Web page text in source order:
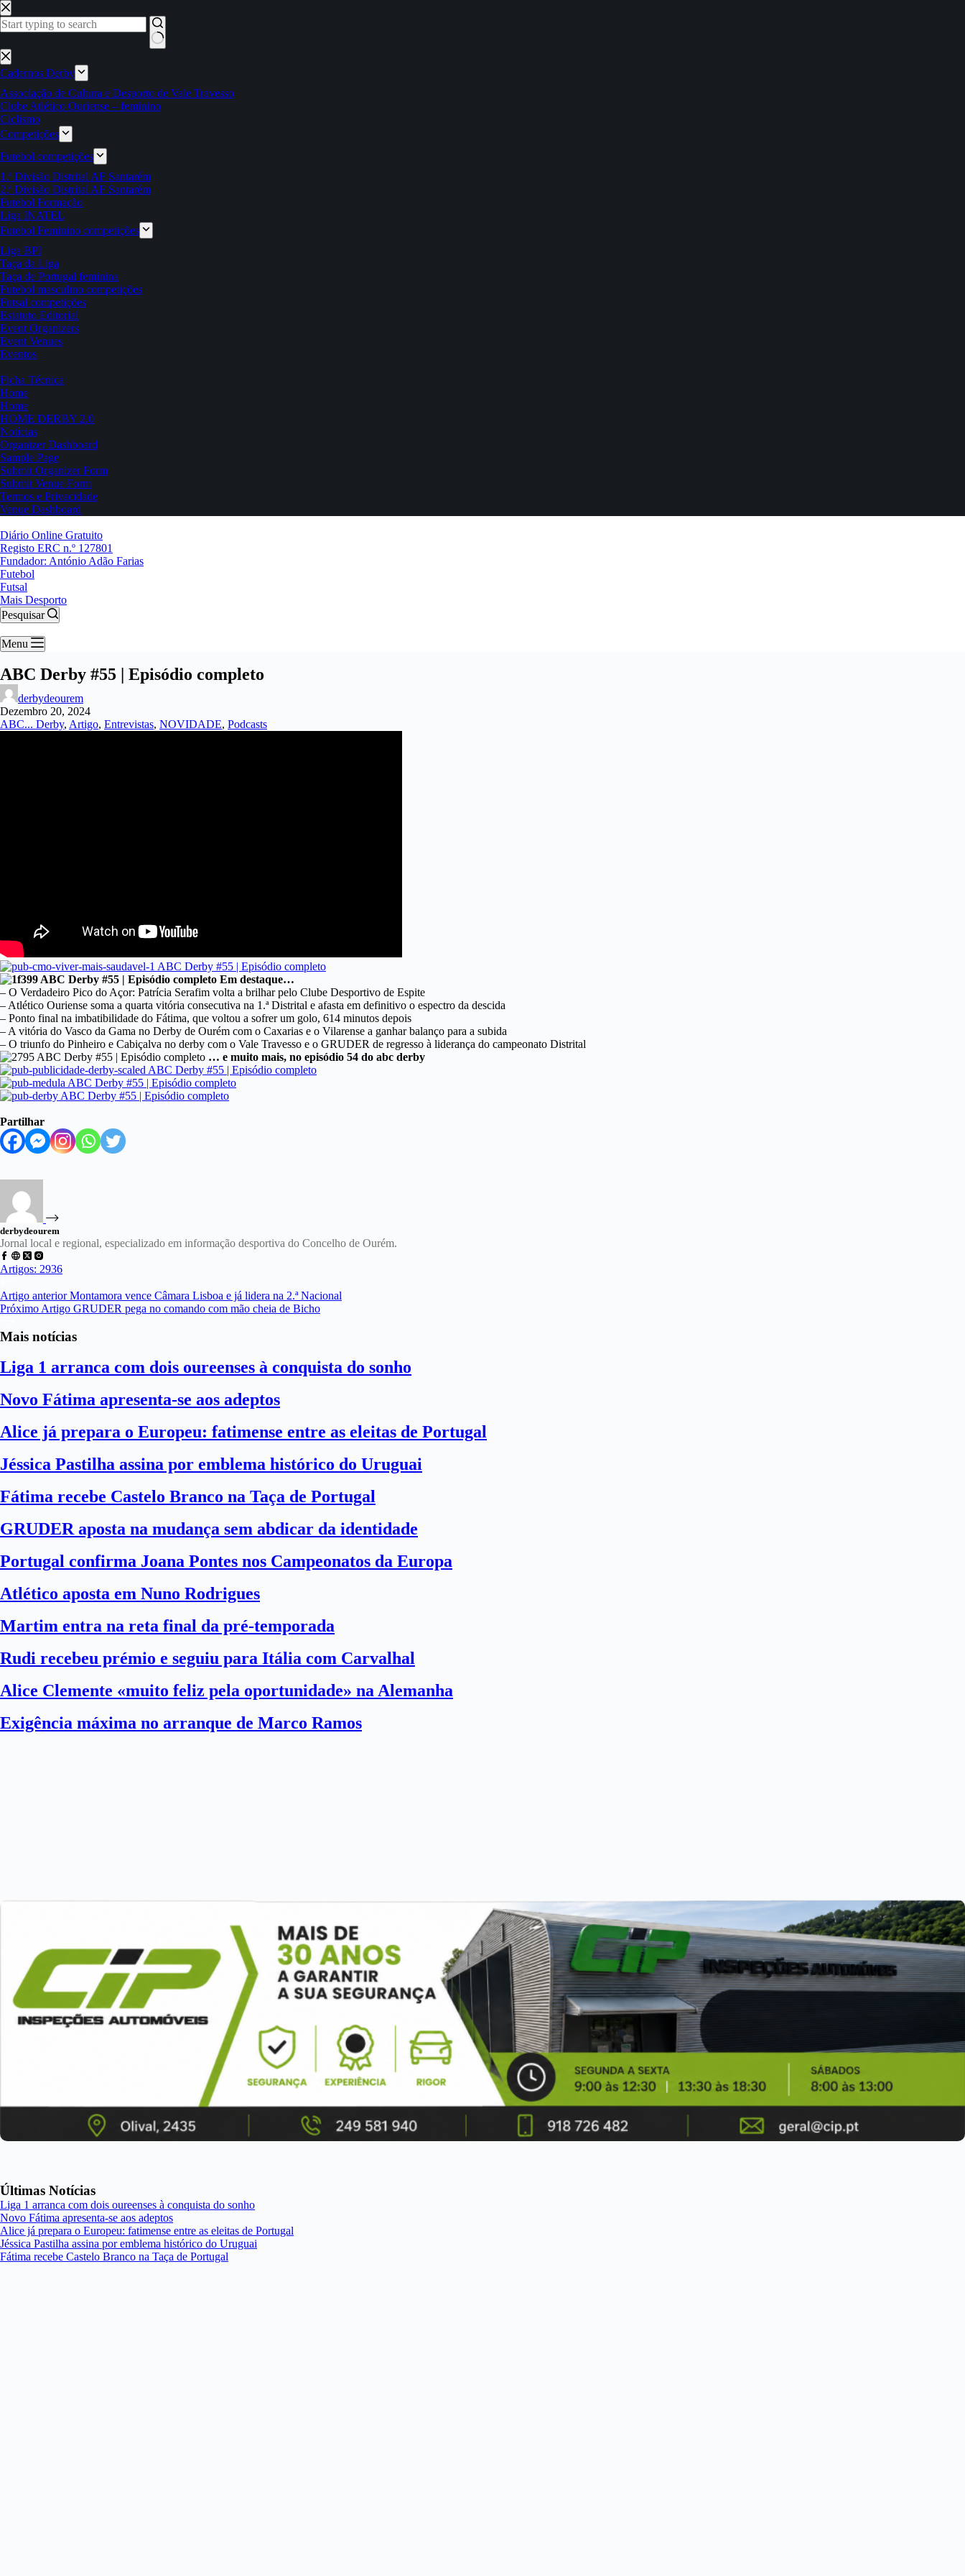
Pular
para
o
Sem
resultados
Cadernos Derby
Associação de Cultura e Desporto de Vale Travesso
Clube Atlético Ouriense – feminino
Ciclismo
Competições
Futebol competições
1.ª Divisão Distrital AF Santarém
2.ª Divisão Distrital AF Santarém
Futebol Formação
Liga INATEL
Futebol Feminino competições
Liga BPI
Taça da Liga
Taça de Portugal feminina
Futebol masculino competições
Futsal competições
Estatuto Editorial
Event Organizers
Event Venues
Eventos
Ficha Técnica
Home
Home
HOME DERBY 2.0
Notícias
Organizer Dashboard
Sample Page
Submit Organizer Form
Submit Venue Form
Termos e Privacidade
Venue Dashboard
Diário Online Gratuito
Registo ERC n.º 127801
Fundador: António Adão Farias
Futebol
Futsal
Mais Desporto
Pesquisar
Menu
ABC Derby #55 | Episódio completo
derbydeourem
Dezembro 20, 2024
ABC... Derby, Artigo, Entrevistas, NOVIDADE, Podcasts
Em destaque…
– O Verdadeiro Pico do Açor: Patrícia Serafim volta a brilhar pelo Clube Desportivo de Espite
– Atlético Ouriense soma a quarta vitória consecutiva na 1.ª Distrital e afasta em definitivo o espectro da descida
– Ponto final na imbatibilidade do Fátima, que voltou a sofrer um golo, 614 minutos depois
– A vitória do Vasco da Gama no Derby de Ourém com o Caxarias e o Vilarense a ganhar balanço para a subida
– O triunfo do Pinheiro e Cabiçalva no derby com o Vale Travesso e o GRUDER de regresso à liderança do campeonato Distrital
… e muito mais, no episódio 54 do abc derby
Partilhar
derbydeourem
Jornal local e regional, especializado em informação desportiva do Concelho de Ourém.
Artigos: 2936
Artigo anteriorMontamora vence Câmara Lisboa e já lidera na 2.ª Nacional
Próximo Artigo GRUDER pega no comando com mão cheia de Bicho
Mais notícias
Liga 1 arranca com dois oureenses à conquista do sonho
Novo Fátima apresenta-se aos adeptos
Alice já prepara o Europeu: fatimense entre as eleitas de Portugal
Jéssica Pastilha assina por emblema histórico do Uruguai
Fátima recebe Castelo Branco na Taça de Portugal
GRUDER aposta na mudança sem abdicar da identidade
Portugal confirma Joana Pontes nos Campeonatos da Europa
Atlético aposta em Nuno Rodrigues
Martim entra na reta final da pré-temporada
Rudi recebeu prémio e seguiu para Itália com Carvalhal
Alice Clemente «muito feliz pela oportunidade» na Alemanha
Exigência máxima no arranque de Marco Ramos
Últimas Notícias
Liga 1 arranca com dois oureenses à conquista do sonho
Novo Fátima apresenta-se aos adeptos
Alice já prepara o Europeu: fatimense entre as eleitas de Portugal
Jéssica Pastilha assina por emblema histórico do Uruguai
Fátima recebe Castelo Branco na Taça de Portugal